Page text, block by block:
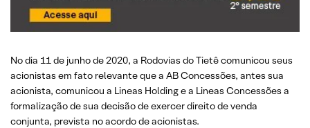
No dia 11 de junho de 2020, a Rodovias do Tietê comunicou seus
acionistas em fato relevante que a AB Concessões, antes sua
acionista, comunicou a Lineas Holding e a Lineas Concessões a
formalização de sua decisão de exercer direito de venda
conjunta, prevista no acordo de acionistas.